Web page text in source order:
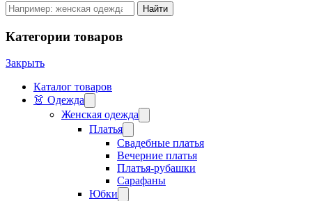
Категории товаров
Закрыть
Каталог товаров
👗 Одежда
Женская одежда
Платья
Свадебные платья
Вечерние платья
Платья-рубашки
Сарафаны
Юбки